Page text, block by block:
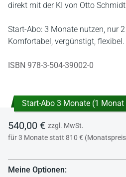
direkt mit der KI von Otto
Start-Abo: 3 Monate nutzen, nur
Komfortabel, vergünstigt, flexibel.
ISBN 978-3-504-39002-0
Start-Abo 3 Monate (1
540,00 € zzgl. MwSt.
für 3 Monate statt 810 €
Meine Optionen: